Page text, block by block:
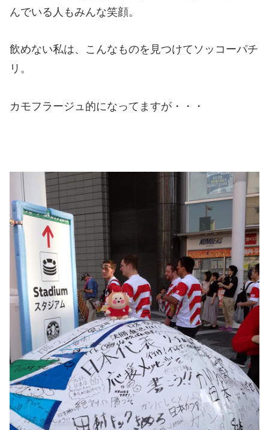
んでいる人もみんな笑顔。
飲めない私は、こんなものを見つけてソッコーパチ
リ。
カモフラージュ的になってますが・・・